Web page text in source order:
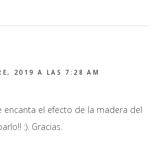
2019 A LAS 7:28 AM
encanta el efecto de la madera del
:). Gracias.